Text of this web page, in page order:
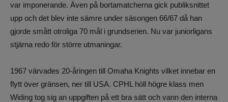
var imponerande. Även på bortamatcherna gick publiksnittet
upp och det blev inte sämre under säsongen 66/67 då han
gjorde smått otroliga 70 mål i grundserien. Nu var juniorligans
stjärna redo för större utmaningar.
1967 värvades 20-åringen till Omaha Knights vilket innebar en
flytt över gränsen, ner till USA. CPHL höll högre klass men
Widing tog sig an uppgiften på ett bra sätt och vann den interna